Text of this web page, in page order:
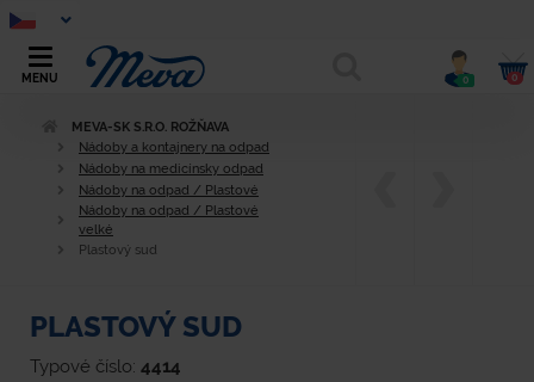
MENU 0 0
MEVA-SK S.R.O. ROŽŇAVA
Nádoby a kontajnery na odpad
Nádoby na medicínsky odpad
Nádoby na odpad / Plastové
Nádoby na odpad / Plastové
velké
Plastový sud
PLASTOVÝ SUD
Typové číslo: 4414